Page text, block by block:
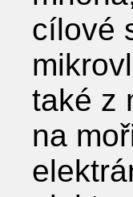
cílové
také z
na